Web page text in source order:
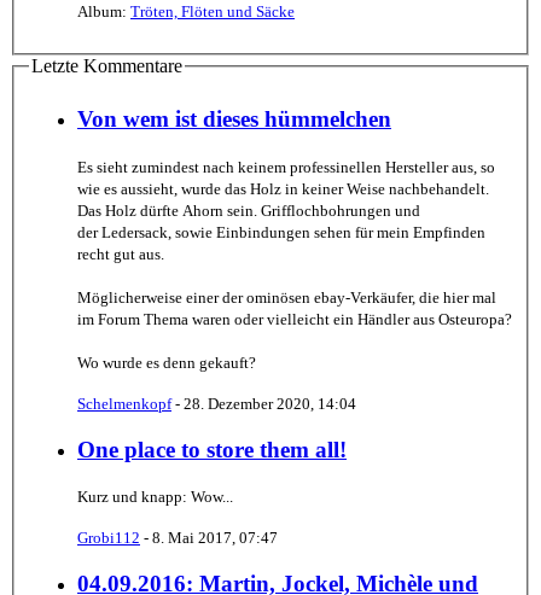
Album: Tröten, Flöten und Säcke
Letzte Kommentare
Von wem ist dieses hümmelchen
Es sieht zumindest nach keinem professinellen Hersteller aus, so
wie es aussieht, wurde das Holz in keiner Weise nachbehandelt.
Das Holz dürfte Ahorn sein. Grifflochbohrungen und
der Ledersack, sowie Einbindungen sehen für mein Empfinden
recht gut aus.
Möglicherweise einer der ominösen ebay-Verkäufer, die hier mal
im Forum Thema waren oder vielleicht ein Händler aus Osteuropa?
Wo wurde es denn gekauft?
Schelmenkopf- 28. Dezember 2020, 14:04
One place to store them all!
Kurz und knapp: Wow...
Grobi112 - 8. Mai 2017, 07:47
04.09.2016: Martin, Jockel, Michèle und